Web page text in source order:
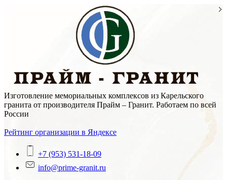
Изготовление мемориальных комплексов из Карельского
гранита от производителя Прайм – Гранит. Работаем по всей
России
Рейтинг организации в Яндексе
+7 (953) 531-18-09
info@prime-granit.ru